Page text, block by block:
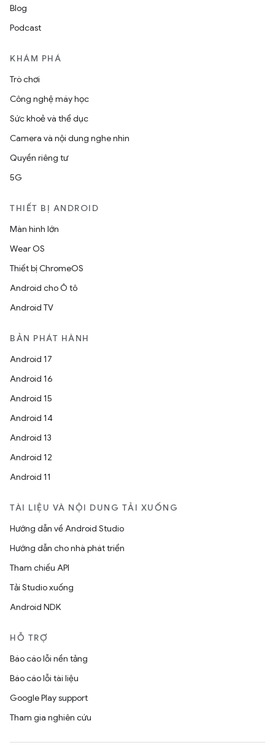
Blog
Podcast
KHÁM PHÁ
Trò chơi
Công nghệ máy học
Sức khoẻ và thể dục
Camera và nội dung nghe nhìn
Quyền riêng tư
5G
THIẾT BỊ ANDROID
Màn hình lớn
Wear OS
Thiết bị ChromeOS
Android cho Ô tô
Android TV
BẢN PHÁT HÀNH
Android 17
Android 16
Android 15
Android 14
Android 13
Android 12
Android 11
TÀI LIỆU VÀ NỘI DUNG TẢI XUỐNG
Hướng dẫn về Android Studio
Hướng dẫn cho nhà phát triển
Tham chiếu API
Tải Studio xuống
Android NDK
HỖ TRỢ
Báo cáo lỗi nền tảng
Báo cáo lỗi tài liệu
Google Play support
Tham gia nghiên cứu